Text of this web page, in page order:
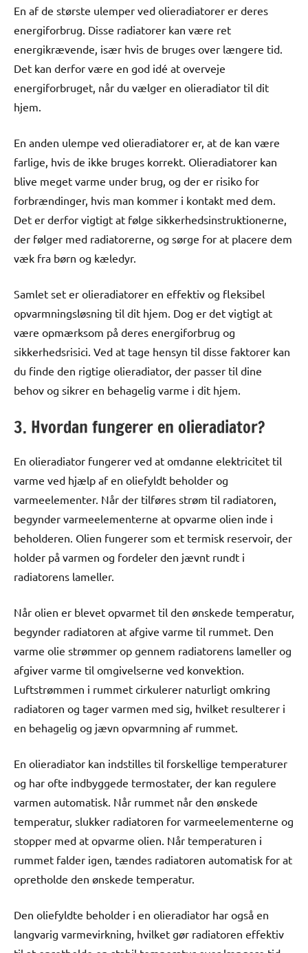
En af de største ulemper ved olieradiatorer er deres
energiforbrug. Disse radiatorer kan være ret
energikrævende, især hvis de bruges over længere tid.
Det kan derfor være en god idé at overveje
energiforbruget, når du vælger en olieradiator til dit
hjem.
En anden ulempe ved olieradiatorer er, at de kan være
farlige, hvis de ikke bruges korrekt. Olieradiatorer kan
blive meget varme under brug, og der er risiko for
forbrændinger, hvis man kommer i kontakt med dem.
Det er derfor vigtigt at følge sikkerhedsinstruktionerne,
der følger med radiatorerne, og sørge for at placere dem
væk fra børn og kæledyr.
Samlet set er olieradiatorer en effektiv og fleksibel
opvarmningsløsning til dit hjem. Dog er det vigtigt at
være opmærksom på deres energiforbrug og
sikkerhedsrisici. Ved at tage hensyn til disse faktorer kan
du finde den rigtige olieradiator, der passer til dine
behov og sikrer en behagelig varme i dit hjem.
3. Hvordan fungerer en olieradiator?
En olieradiator fungerer ved at omdanne elektricitet til
varme ved hjælp af en oliefyldt beholder og
varmeelementer. Når der tilføres strøm til radiatoren,
begynder varmeelementerne at opvarme olien inde i
beholderen. Olien fungerer som et termisk reservoir, der
holder på varmen og fordeler den jævnt rundt i
radiatorens lameller.
Når olien er blevet opvarmet til den ønskede temperatur,
begynder radiatoren at afgive varme til rummet. Den
varme olie strømmer op gennem radiatorens lameller og
afgiver varme til omgivelserne ved konvektion.
Luftstrømmen i rummet cirkulerer naturligt omkring
radiatoren og tager varmen med sig, hvilket resulterer i
en behagelig og jævn opvarmning af rummet.
En olieradiator kan indstilles til forskellige temperaturer
og har ofte indbyggede termostater, der kan regulere
varmen automatisk. Når rummet når den ønskede
temperatur, slukker radiatoren for varmeelementerne og
stopper med at opvarme olien. Når temperaturen i
rummet falder igen, tændes radiatoren automatisk for at
opretholde den ønskede temperatur.
Den oliefyldte beholder i en olieradiator har også en
langvarig varmevirkning, hvilket gør radiatoren effektiv